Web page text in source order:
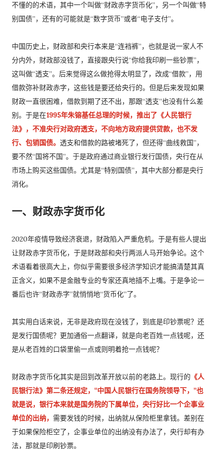
不懂的的术语，其中一个叫做“财政赤字货币化”，另一个叫做“特
别国债”，还有的可能就是“数字货币”或者“电子支付”。
中国历史上，财政部和央行本来是“连裆裤”，也就是说一家人不
分内外，财政部没钱了，直接跟央行说“你给我印刷一些钞票”，
这叫做“透支”。后来觉得这么做抢得太明显了，改成“借款”，用
借款弥补财政赤字，这些钱是要还给央行的。但是后来发现如果
财政一直很困难，借款到期了还不出，那跟“透支”也没有什么差
别。于是在1995年朱镕基任总理的时候，推出了《人民银行
法》，不准央行对政府透支，不向地方政府提供贷款，也不发
行、包销国债。 透支和借款的路被堵死了，但还得“曲线救国”，
要不然“国将不国”。于是政府通过商业银行发行国债，央行在从
市场上购买这些国债。尤其是“特别国债”，其中大部分都是央行
消化。
一、财政赤字货币化
2020年疫情导致经济衰退，财政陷入严重危机。于是有些人提出
让财政赤字货币化，于是财政部和央行两派人马开始争论。这个
术语看着很高大上，你似乎需要很多经济学知识才能搞清楚其真
正含义，如果不是金融专业的专家还真地插不上嘴。于是争论一
番后也许“财政赤字”就悄悄地“货币化”了。
其实用白话来说，无非是政府现在没钱了，到底是印钞票呢？还
是发行国债呢？更加通俗一点翻译，就是向老百姓一点钱呢，还
是从老百姓的口袋里偷一点或则明着抢一点钱呢？
财政赤字货币化其实是回到改革开放以前的老路上。现行的 《人
民银行法》第二条还规定，“中国人民银行在国务院领导下，”也
就是说，银行本来就是国务院的下属单位，央行好比一个企事业
单位的出纳， 需要发钱的时候，出纳就从保险柜里拿钱。差别在
于如果保险柜空了，企事业单位的出纳没有办法了，央行却有办
法，那就是印刷钞票。